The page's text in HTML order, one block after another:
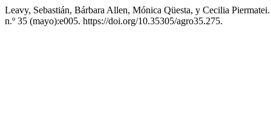
Leavy, Sebastián, Bárbara Allen, Mónica Qüesta, y Cecilia
n.º 35 (mayo):e005. https://doi.org/10.35305/agro35.275.